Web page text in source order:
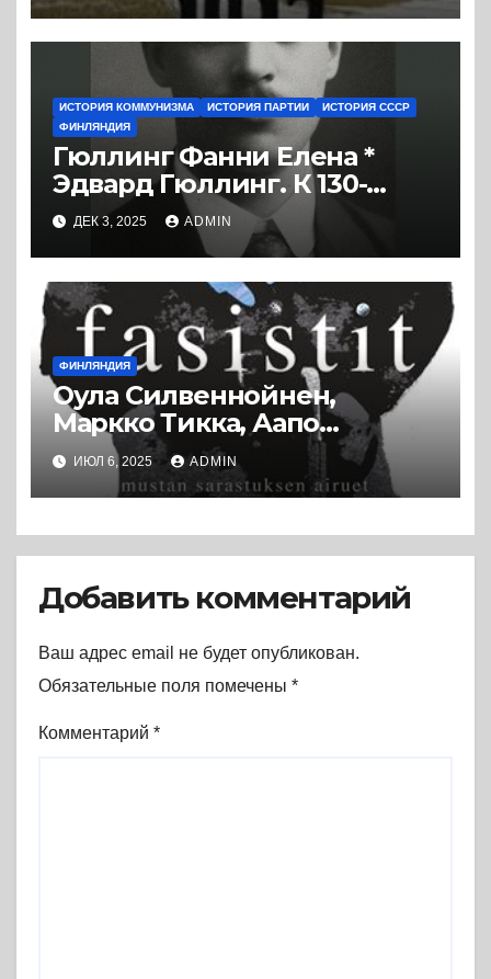
руководством Финляндии
в марте-октябре 1917 г. (2017)
* Статья
ИСТОРИЯ КОММУНИЗМА ИСТОРИЯ ПАРТИИ
ИСТОРИЯ СССР
ФИНЛЯНДИЯ
Гюллинг Фанни Елена *
Эдвард Гюллинг. К 130-
летию со дня рождения.
(2011) * Книга
ДЕК 3, 2025 ADMIN
ФИНЛЯНДИЯ
Оула Силвеннойнен,
Маркко Тикка, Аапо
Розелиус * Финские
фашисты — вестники
черного рассвета (2016) *
Книга
ИЮЛ 6, 2025 ADMIN
Добавить комментарий
Ваш адрес email не будет опубликован.
Обязательные поля помечены *
Комментарий *